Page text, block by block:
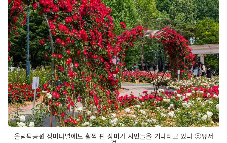
올림픽공원 장미터널에도 활짝 핀 장미가 시민들을 기다리고 있다 ⓒ유서